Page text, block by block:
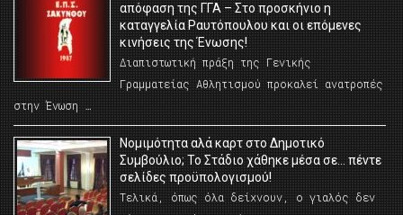
απόφαση της ΓΓΑ – Στο προσκήνιο η
καταγγελία Ραυτόπουλου και οι επόμενες
κινήσεις της Ένωσης!
Διαπιστωτική πράξη της Γενικής
Γραμματείας Αθλητισμού προκαλεί ανατροπές
στην Ένωση …
Νομιμότητα αλά καρτ στο Δημοτικό
Συμβούλιο; Το Στάδιο χάθηκε μέσα σε… πέντε
σελίδες προϋπολογισμού!
Τελικά, όπως όλα δείχνουν, ο γιαλός δεν